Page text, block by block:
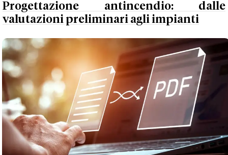
Progettazione antincendio: dalle
valutazioni preliminari agli impianti